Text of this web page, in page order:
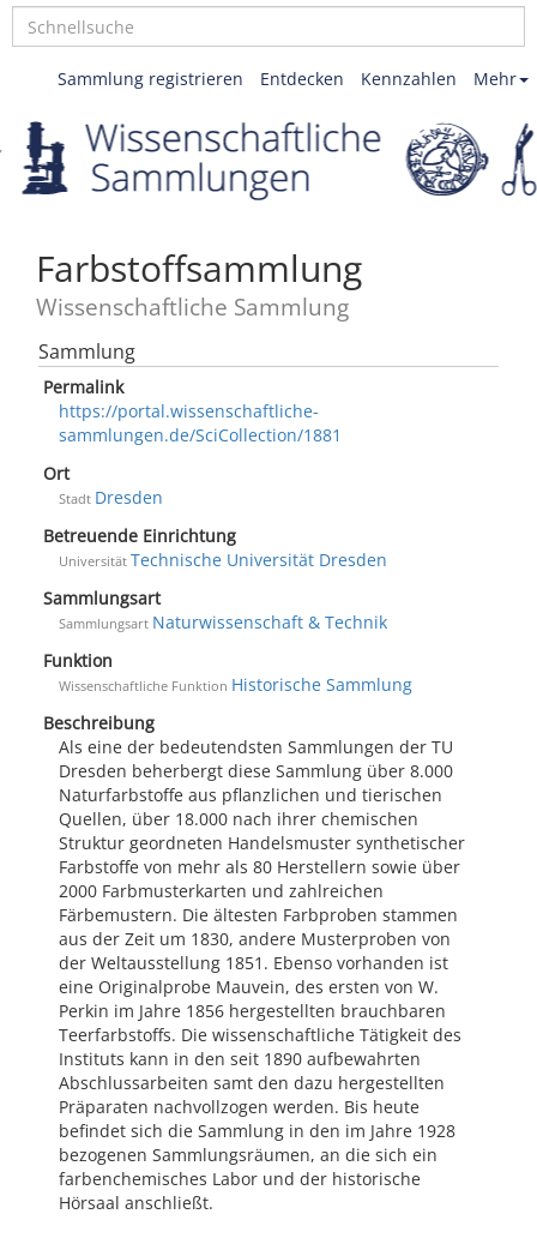
Mehr
Kennzahlen
Entdecken
Sammlung registrieren
Farbstoffsammlung
Wissenschaftliche Sammlung
Sammlung
Permalink
https://portal.wissenschaftliche-
sammlungen.de/SciCollection/1881
Ort
Stadt Dresden
Betreuende Einrichtung
Universität Technische Universität Dresden
Sammlungsart
Sammlungsart Naturwissenschaft & Technik
Funktion
Wissenschaftliche Funktion Historische Sammlung
Beschreibung
Als eine der bedeutendsten Sammlungen der TU
Dresden beherbergt diese Sammlung über 8.000
Naturfarbstoffe aus pflanzlichen und tierischen
Quellen, über 18.000 nach ihrer chemischen
Struktur geordneten Handelsmuster synthetischer
Farbstoffe von mehr als 80 Herstellern sowie über
2000 Farbmusterkarten und zahlreichen
Färbemustern. Die ältesten Farbproben stammen
aus der Zeit um 1830, andere Musterproben von
der Weltausstellung 1851. Ebenso vorhanden ist
eine Originalprobe Mauvein, des ersten von W.
Perkin im Jahre 1856 hergestellten brauchbaren
Teerfarbstoffs. Die wissenschaftliche Tätigkeit des
Instituts kann in den seit 1890 aufbewahrten
Abschlussarbeiten samt den dazu hergestellten
Präparaten nachvollzogen werden. Bis heute
befindet sich die Sammlung in den im Jahre 1928
bezogenen Sammlungsräumen, an die sich ein
farbenchemisches Labor und der historische
Hörsaal anschließt.